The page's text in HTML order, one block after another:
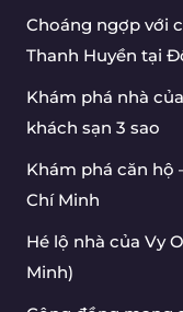
Choáng ngợp với
Thanh Huyền tại
Khám phá nhà
khách sạn 3 sao
Khám phá căn hộ
Chí Minh
Hé lộ nhà của Vy
Minh)